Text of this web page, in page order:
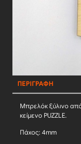
ΠΕΡΙΓΡΑΦΉ
Μπρελόκ ξύλινο
κείμενο PUZZLE.
Πάχος: 4mm